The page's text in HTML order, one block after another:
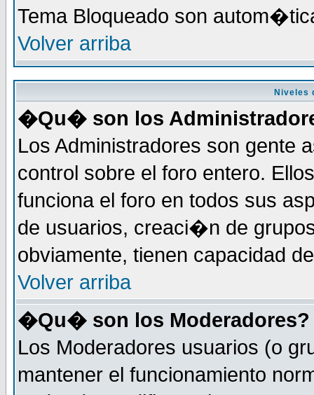
Tema Bloqueado son
Volver arriba
Niveles
�Qu� son los
Los Administradores son gente
control sobre el foro entero.
funciona el foro en todos sus
de usuarios, creaci�n de
obviamente, tienen capacidad
Volver arriba
�Qu� son los Moderadores?
Los Moderadores usuarios (o
mantener el funcionamiento